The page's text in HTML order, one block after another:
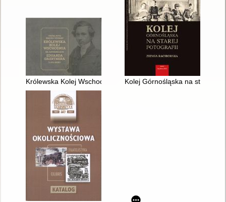
Królewska Kolej Wschodnia na akwarelach Eduarda
Kolej Górnośląska na starej